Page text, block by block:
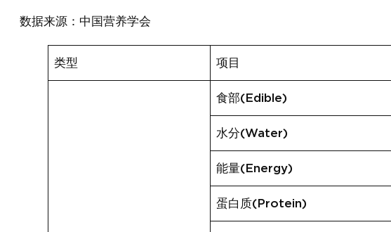
数据来源：中国营养学会
类型 项目
食部(Edible)
水分(Water)
能量(Energy)
蛋白质(Protein)